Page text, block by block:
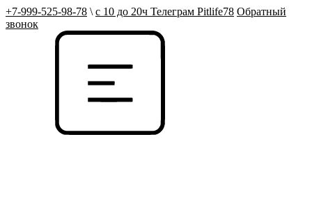
+7-999-525-98-78 \ с 10 до 20ч Телеграм Pitlife78 Обратный
звонок